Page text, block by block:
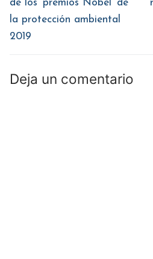
entradas
de los ‘premios Nobel’ de
la protección ambiental
2019
Deja un comentario